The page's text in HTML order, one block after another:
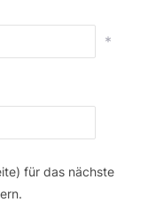
*
für das nächste